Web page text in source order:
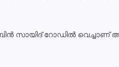
സായിദ് റോഡിൽ